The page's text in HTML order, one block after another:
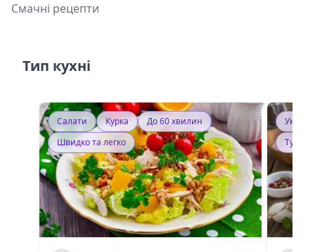
Смачні рецепти
Тип кухні
Салати Курка
До 60 хвилин
Швидко та легко